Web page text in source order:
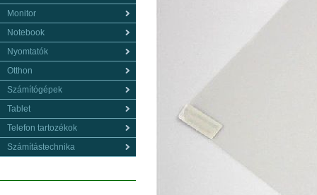
Monitor
Notebook
Nyomtatók
Otthon
Számítógépek
Tablet
Telefon tartozékok
Számítástechnika